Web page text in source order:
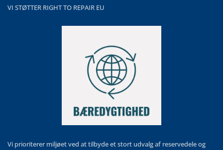
VI STØTTER RIGHT TO REPAIR EU
Vi prioriterer miljøet ved at tilbyde et stort udvalg af reservedele og